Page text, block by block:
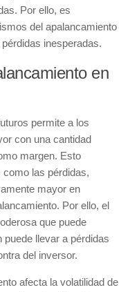
Por ello, es
del apalancamiento
inesperadas.
en
permite a los
con una cantidad
margen. Esto
las pérdidas,
mayor en
Por ello, el
que puede
puede llevar a pérdidas
del inversor.
afecta la volatilidad de